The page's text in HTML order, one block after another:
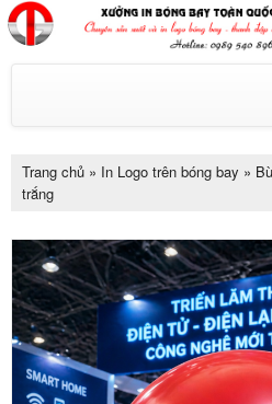
Trang chủ » In Logo trên bóng bay »
trắng